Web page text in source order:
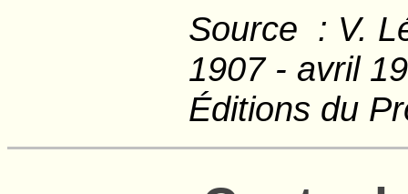
Source : V.
1907 - avril
Éditions du